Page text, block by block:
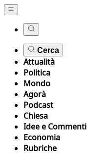
Cerca
Attualità
Politica
Mondo
Agorà
Podcast
Chiesa
Idee e Commenti
Economia
Rubriche